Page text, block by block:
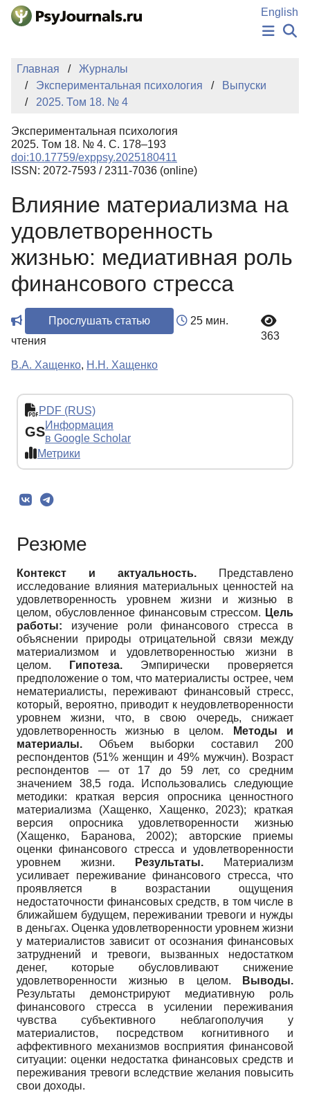
Перейти к основному содержанию
English
НОВОСТИ
КЛЮЧЕВЫЕ СЛОВА
Регистрация
Главная
Журналы
Экспериментальная психология
Выпуски
2025. Том 18. № 4
Экспериментальная психология
2025. Том 18. № 4. С. 178–193
doi:10.17759/exppsy.2025180411
ISSN: 2072-7593 / 2311-7036 (online)
Влияние материализма на
удовлетворенность
жизнью: медиативная роль
финансового стресса
Прослушать статью
25 мин.
чтения
363
В.А. Хащенко, Н.Н. Хащенко
PDF (RUS)
GSИнформация
в Google Scholar
Метрики
Резюме
Контекст и актуальность. Представлено
исследование влияния материальных ценностей на
удовлетворенность уровнем жизни и жизнью в
целом, обусловленное финансовым стрессом. Цель
работы: изучение роли финансового стресса в
объяснении природы отрицательной связи между
материализмом и удовлетворенностью жизни в
целом.
Гипотеза. Эмпирически проверяется
предположение о том, что материалисты острее, чем
нематериалисты, переживают финансовый стресс,
который, вероятно, приводит к неудовлетворенности
уровнем жизни, что, в свою очередь, снижает
удовлетворенность жизнью в целом.
Методы и
материалы. Объем выборки составил 200
респондентов (51% женщин и 49% мужчин). Возраст
респондентов — от 17 до 59 лет, со средним
значением 38,5 года. Использовались следующие
методики: краткая версия опросника ценностного
материализма (Хащенко, Хащенко, 2023); краткая
версия опросника удовлетворенности жизнью
(Хащенко, Баранова, 2002); авторские приемы
оценки финансового стресса и удовлетворенности
уровнем жизни.
Результаты. Материализм
усиливает переживание финансового стресса, что
проявляется в возрастании ощущения
недостаточности финансовых средств, в том числе в
ближайшем будущем, переживании тревоги и нужды
в деньгах. Оценка удовлетворенности уровнем жизни
у материалистов зависит от осознания финансовых
затруднений и тревоги, вызванных недостатком
денег, которые обусловливают снижение
удовлетворенности жизнью в целом.
Выводы.
Результаты демонстрируют медиативную роль
финансового стресса в усилении переживания
чувства субъективного неблагополучия у
материалистов, посредством когнитивного и
аффективного механизмов восприятия финансовой
ситуации: оценки недостатка финансовых средств и
переживания тревоги вследствие желания повысить
свои доходы.